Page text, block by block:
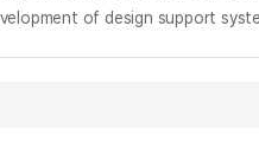
Development of design support